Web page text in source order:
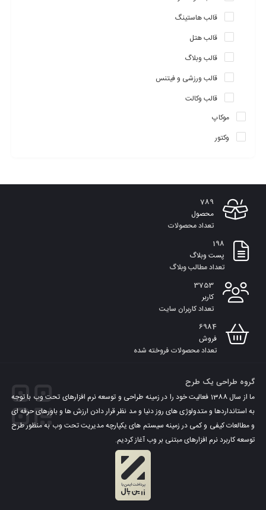
قالب هاستینگ
قالب هتل
قالب وبلاگ
قالب ورزشی و فیتنس
قالب وکالت
موکاپ
وکتور
789
محصول
تعداد محصولات
198
پست وبلاگ
تعداد مطالب وبلاگ
3753
کاربر
تعداد کاربران سایت
6984
فروش
تعداد محصولات فروخته شده
گروه طراحی یک طرح
ما از سال 1388 فعالیت خود را در زمینه طراحی و توسعه نرم افزارهای تحت وب با توجه
به استانداردها و متدولوژی های روز دنیا و مد نظر قرار دادن ارزش ها و باورهای حرفه ای
و مطالعات کیفی و کمی در زمینه سیستم های یکپارچه مدیریت تحت وب به منظور طرح
توسعه کاربرد نرم افزارهای مبتنی بر وب آغاز کردیم.